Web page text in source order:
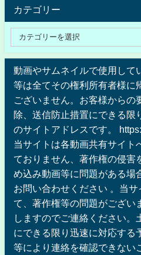
カテゴリー
動画やサムネイルで使用して
等は全てその権利所有者様に
ございません。お客様からの
除、送信防止措置にできる限
のサイトアドレスです。
当サイトは各動画共有サイト
ておりません、著作権の侵害
め込み動画等に問題がある場
お問い合わせください 。当
て、著作権等の問題がござい
しますのでご連絡ください。
にできる限り迅速に対応する
等により連絡を確認できない